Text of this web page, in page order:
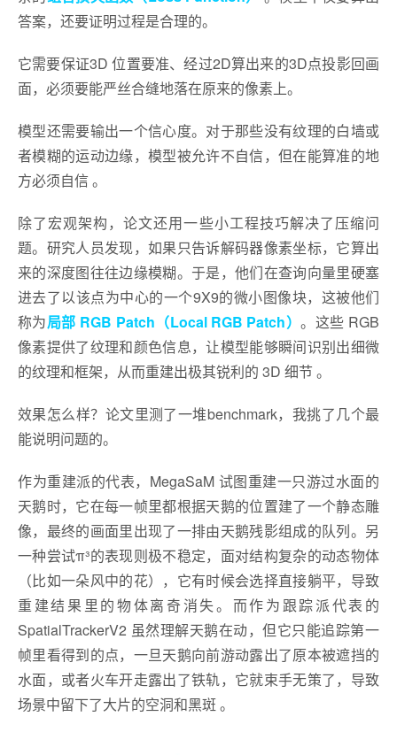
答案，还要证明过程是合理的。
它需要保证3D 位置要准、经过2D算出来的3D点投影回画
面，必须要能严丝合缝地落在原来的像素上。
模型还需要输出一个信心度。对于那些没有纹理的白墙或
者模糊的运动边缘，模型被允许不自信，但在能算准的地
方必须自信 。
除了宏观架构，论文还用一些小工程技巧解决了压缩问
题。研究人员发现，如果只告诉解码器像素坐标，它算出
来的深度图往往边缘模糊。于是，他们在查询向量里硬塞
进去了以该点为中心的一个9X9的微小图像块，这被他们
称为局部 RGB Patch（Local RGB Patch）。这些 RGB
像素提供了纹理和颜色信息，让模型能够瞬间识别出细微
的纹理和框架，从而重建出极其锐利的 3D 细节 。
效果怎么样？论文里测了一堆benchmark，我挑了几个最
能说明问题的。
作为重建派的代表，MegaSaM 试图重建一只游过水面的
天鹅时，它在每一帧里都根据天鹅的位置建了一个静态雕
像，最终的画面里出现了一排由天鹅残影组成的队列。另
一种尝试π³的表现则极不稳定，面对结构复杂的动态物体
（比如一朵风中的花），它有时候会选择直接躺平，导致
重建结果里的物体离奇消失。而作为跟踪派代表的
SpatialTrackerV2 虽然理解天鹅在动，但它只能追踪第一
帧里看得到的点，一旦天鹅向前游动露出了原本被遮挡的
水面，或者火车开走露出了铁轨，它就束手无策了，导致
场景中留下了大片的空洞和黑斑 。